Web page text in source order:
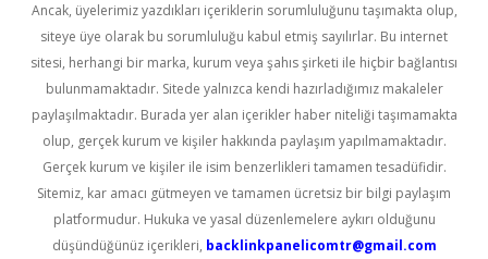
Ancak, üyelerimiz yazdıkları içeriklerin sorumluluğunu taşımakta olup,
siteye üye olarak bu sorumluluğu kabul etmiş sayılırlar. Bu internet
sitesi, herhangi bir marka, kurum veya şahıs şirketi ile hiçbir bağlantısı
bulunmamaktadır. Sitede yalnızca kendi hazırladığımız makaleler
paylaşılmaktadır. Burada yer alan içerikler haber niteliği taşımamakta
olup, gerçek kurum ve kişiler hakkında paylaşım yapılmamaktadır.
Gerçek kurum ve kişiler ile isim benzerlikleri tamamen tesadüfidir.
Sitemiz, kar amacı gütmeyen ve tamamen ücretsiz bir bilgi paylaşım
platformudur. Hukuka ve yasal düzenlemelere aykırı olduğunu
düşündüğünüz içerikleri, backlinkpanelicomtr@gmail.com